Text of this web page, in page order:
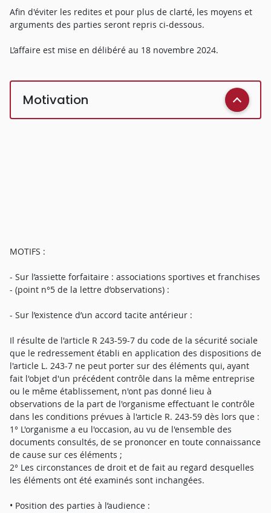
Afin d'éviter les redites et pour plus de clarté, les moyens et
arguments des parties seront repris ci-dessous.
L’affaire est mise en délibéré au 18 novembre 2024.
Motivation
MOTIFS :
- Sur l’assiette forfaitaire : associations sportives et franchises
- (point n°5 de la lettre d’observations) :
- Sur l’existence d’un accord tacite antérieur :
Il résulte de l'article R 243-59-7 du code de la sécurité sociale
que le redressement établi en application des dispositions de
l'article L. 243-7 ne peut porter sur des éléments qui, ayant
fait l'objet d'un précédent contrôle dans la même entreprise
ou le même établissement, n'ont pas donné lieu à
observations de la part de l'organisme effectuant le contrôle
dans les conditions prévues à l'article R. 243-59 dès lors que :
1° L'organisme a eu l'occasion, au vu de l'ensemble des
documents consultés, de se prononcer en toute connaissance
de cause sur ces éléments ;
2° Les circonstances de droit et de fait au regard desquelles
les éléments ont été examinés sont inchangées.
• Position des parties à l’audience :